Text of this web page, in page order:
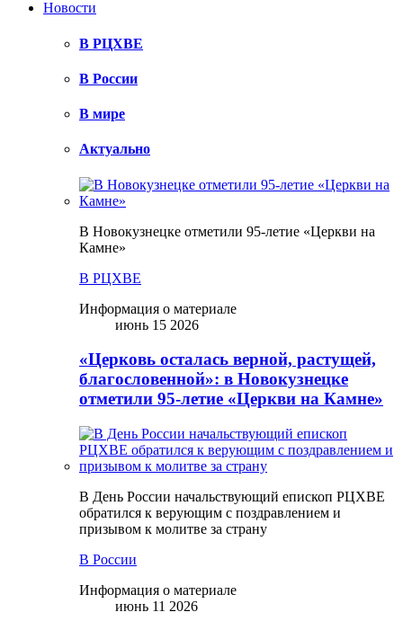
Новости
В РЦХВЕ
В России
В мире
Актуально
В Новокузнецке отметили 95-летие «Церкви на
Камне»
В РЦХВЕ
Информация о материале
июнь 15 2026
«Церковь осталась верной, растущей,
благословенной»: в Новокузнецке
отметили 95-летие «Церкви на Камне»
В День России начальствующий епископ РЦХВЕ
обратился к верующим с поздравлением и
призывом к молитве за страну
В России
Информация о материале
июнь 11 2026